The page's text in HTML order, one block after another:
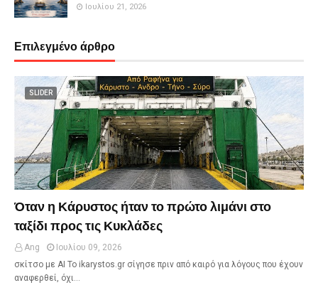
Ιουλίου 21, 2026
Επιλεγμένο άρθρο
SLIDER
Όταν η Κάρυστος ήταν το πρώτο λιμάνι στο
ταξίδι προς τις Κυκλάδες
Ang
Ιουλίου 09, 2026
σκίτσο με ΑΙ Το ikarystos.gr σίγησε πριν από καιρό για λόγους που έχουν
αναφερθεί, όχι…